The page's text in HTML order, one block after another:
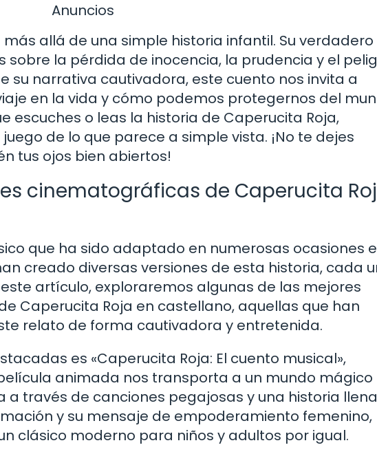
Anuncios
más allá de una simple historia infantil. Su verdadero
sobre la pérdida de inocencia, la prudencia y el
su narrativa cautivadora, este cuento nos invita a
en la vida y cómo podemos protegernos del
escuches o leas la historia de Caperucita Roja,
de lo que parece a simple vista. ¡No te dejes
tus ojos bien abiertos!
cinematográficas de Caperucita
que ha sido adaptado en numerosas ocasiones
creado diversas versiones de esta historia, cada
artículo, exploraremos algunas de las mejores
Caperucita Roja en castellano, aquellas que han
relato de forma cautivadora y entretenida.
es «Caperucita Roja: El cuento musical»,
animada nos transporta a un mundo mágico
través de canciones pegajosas y una historia llena
y su mensaje de empoderamiento femenino,
clásico moderno para niños y adultos por igual.